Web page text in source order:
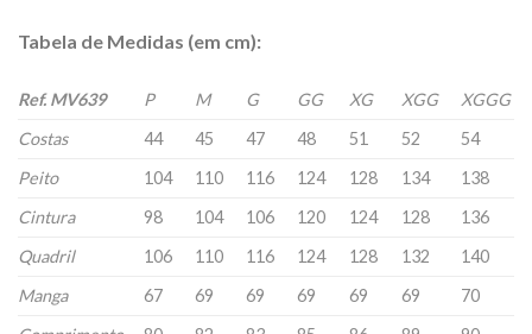
Tabela de Medidas (em cm):
Ref. MV639 P M G GG XG XGG
XGGG
Costas
44 45 47 48 51 52
54
Peito
104 110 116 124 128 134
138
Cintura
98 104 106 120 124 128
136
Quadril
106 110 116 124 128 132
140
Manga
67 69 69 69 69 69
70